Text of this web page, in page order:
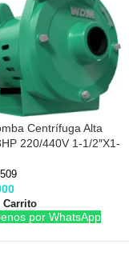
Centrífuga Alta
220/440V 1-1/2″X1-
Carrito
por WhatsApp